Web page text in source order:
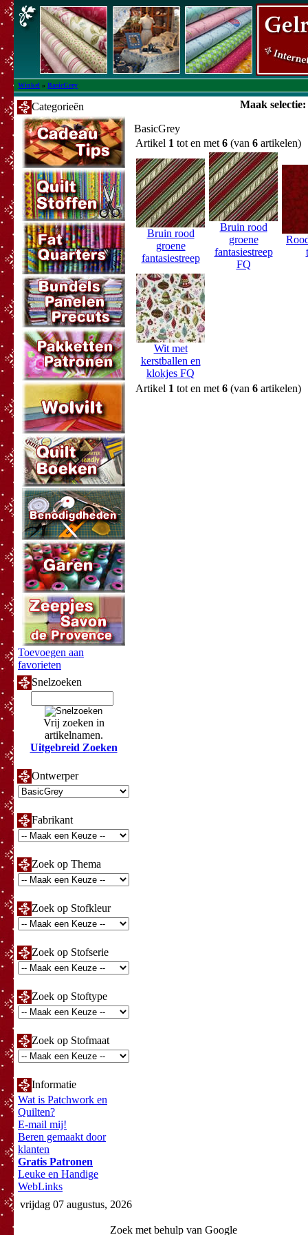
Winkel » BasicGrey
Categorieën
Toevoegen aan
favorieten
Snelzoeken
Vrij zoeken in
artikelnamen.
Uitgebreid Zoeken
Ontwerper
Fabrikant
Zoek op Thema
Zoek op Stofkleur
Zoek op Stofserie
Zoek op Stoftype
Zoek op Stofmaat
Informatie
Wat is Patchwork en
Quilten?
E-mail mij!
Beren gemaakt door
klanten
Gratis Patronen
Leuke en Handige
WebLinks
Maak selectie:
BasicGrey
Artikel 1 tot en met 6 (van 6 artikelen)
Bruin rood
groene
fantasiestreep
Bruin rood
groene
fantasiestreep
FQ
Wit met
kerstballen en
klokjes FQ
Artikel 1 tot en met 6 (van 6 artikelen)
vrijdag 07 augustus, 2026
Zoek met behulp van Google